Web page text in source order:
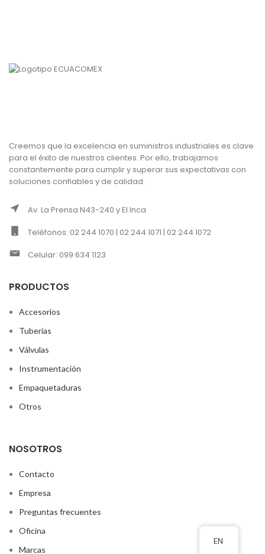
Creemos que la excelencia en suministros industriales es clave
para el éxito de nuestros clientes. Por ello, trabajamos
constantemente para cumplir y superar sus expectativas con
soluciones confiables y de calidad.
Av. La Prensa N43-240 y El Inca
Teléfonos: 02 244 1070 | 02 244 1071 | 02 244 1072
Celular: 099 634 1123
PRODUCTOS
Accesorios
Tuberías
Válvulas
Instrumentación
Empaquetaduras
Otros
NOSOTROS
Contacto
Empresa
Preguntas frecuentes
Oficina
Marcas
EN